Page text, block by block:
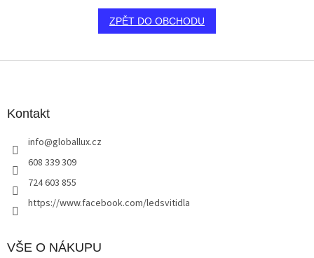
ZPĚT DO OBCHODU
Kontakt
info@globallux.cz
608 339 309
724 603 855
https://www.facebook.com/ledsvitidla
VŠE O NÁKUPU